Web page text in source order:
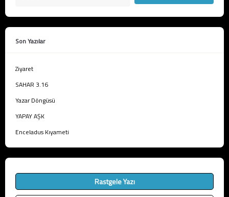
Son Yazılar
Ziyaret
SAHAR 3.16
Yazar Döngüsü
YAPAY AŞK
Enceladus Kıyameti
Rastgele Yazı